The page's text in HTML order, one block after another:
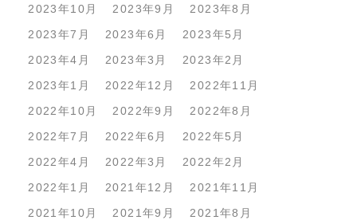
2023年10月 2023年9月
2023年8月
2023年7月
2023年6月
2023年5月
2023年4月
2023年3月
2023年2月
2023年1月
2022年12月
2022年11月
2022年10月
2022年9月
2022年8月
2022年7月
2022年6月
2022年5月
2022年4月
2022年3月
2022年2月
2022年1月
2021年12月
2021年11月
2021年10月
2021年9月
2021年8月